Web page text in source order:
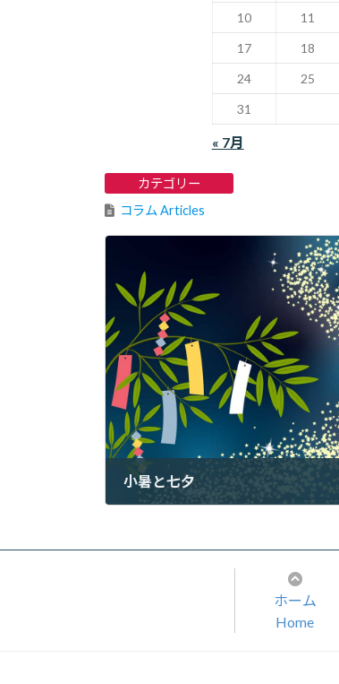
10 11
17
18
24
25
31
« 7月
カテゴリー
コラム Articles
小暑と七夕
ホーム
Home